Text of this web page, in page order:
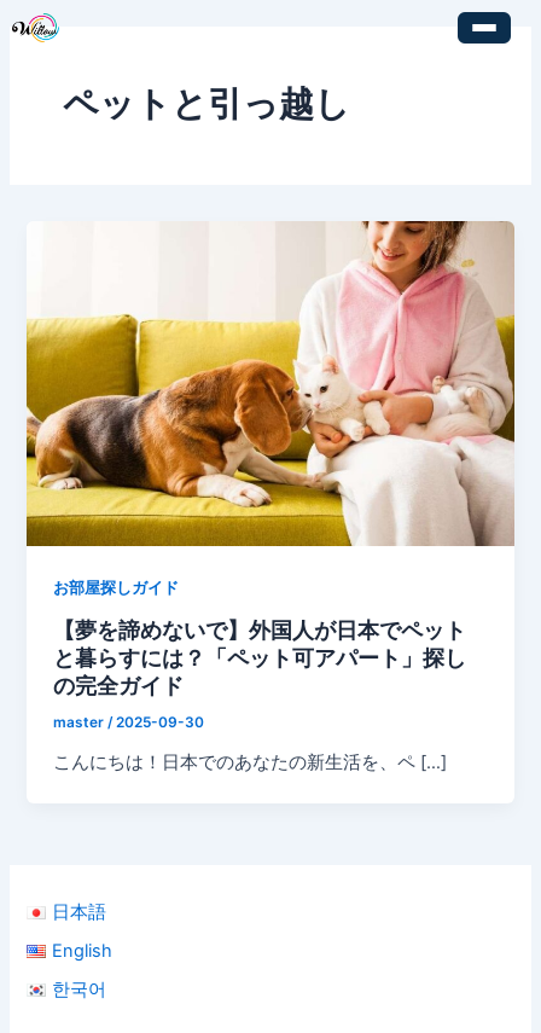
日本語
English
한국어
ペットと引っ越し
お部屋探しガイド
【夢を諦めないで】外国人が日本でペット
と暮らすには？「ペット可アパート」探し
の完全ガイド
master/2025-09-30
こんにちは！日本でのあなたの新生活を、ペ […]